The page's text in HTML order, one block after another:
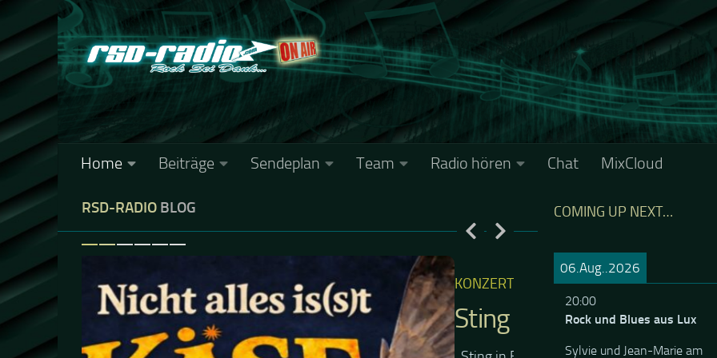
Zum Inhalt springen
Home Beiträge Sendeplan Team Radio hören Chat MixCloud
RSD-RADIO BLOG
KONZERTBERICHT 18. OKTOBER 2025
Sting 3.0 in Berlin
ALLGEMEIN 15. DEZEMBER
Marsimoto´s
Previous
Next
COMING UP NEXT…
06.Aug..2026
20:00
Rock und Blues aus Lux
Sylvie und Jean-Marie am